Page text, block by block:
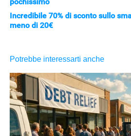
Incredibile 70% di sconto sullo
meno di 20€